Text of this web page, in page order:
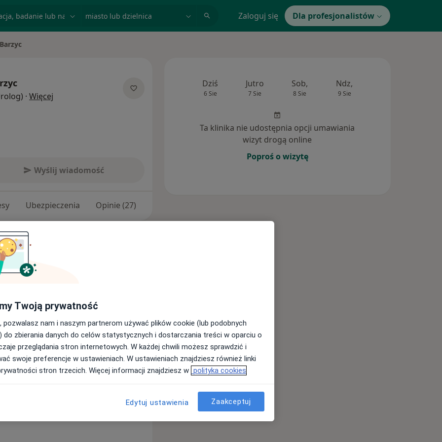
Zaloguj się Dla profesjonalistów
· Więcej
Wyślij wiadomość
Ubezpieczenia Opinie (27)
Medycznego, studia na
z urologii w Oddziale
Szpitala Klinicznego im. prof. W.
dydaktycznego w Katedrze i
Warszawskiego Uniwersytetu
w zakresie
prowadzę zajęcia dla kierunku
kształcenia WUM MD PhD,
i Rozwoju (NCBR) w ramach
szansą rozwoju Warszawskiego
Dziś
6 Sie
Jutro
7 Sie
Sob,
8 Sie
Ndz,
9 Sie
Ta klinika nie udostępnia opcji umawiania
wizyt drogą online
Poproś o wizytę
Twoją prywatność
pozwalasz nam i naszym partnerom używać plików cookie (lub podobnych
do zbierania danych do celów statystycznych i dostarczania treści w oparciu o
przeglądania stron internetowych. W każdej chwili możesz sprawdzić i
swoje preferencje w ustawieniach. W ustawieniach znajdziesz również linki
stron trzecich. Więcej informacji znajdziesz w polityka cookies
Edytuj ustawienia Zaakceptuj